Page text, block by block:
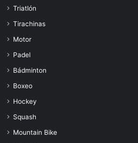
Triatlón
Tirachinas
Motor
Padel
Bádminton
Boxeo
Hockey
Squash
Mountain Bike